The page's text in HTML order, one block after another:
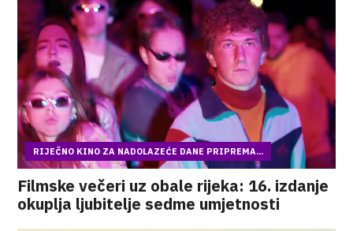
RIJEČNO KINO ZA NADOLAZEĆE DANE PRIPREMA...
Filmske večeri uz obale rijeka: 16. izdanje
okuplja ljubitelje sedme umjetnosti